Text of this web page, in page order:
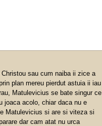
sau cum naiba ii zice a
plan mereu pierdut astuia ii iau
Matulevicius se bate singur ce
joaca acolo, chiar daca nu e
Matulevicius si are si viteza si
dar cam atat nu urca